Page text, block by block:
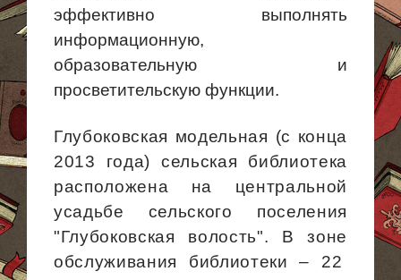
эффективно выполнять
информационную,
образовательную и
просветительскую функции.
Глубоковская модельная (с конца
2013 года) сельская библиотека
расположена на центральной
усадьбе сельского поселения
"Глубоковская волость". В зоне
обслуживания библиотеки – 22